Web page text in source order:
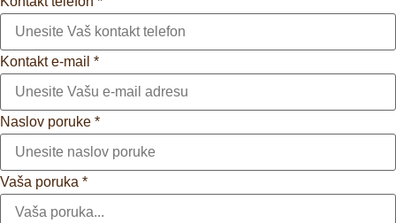
Kontakt e-mail *
Naslov poruke *
Vaša poruka *